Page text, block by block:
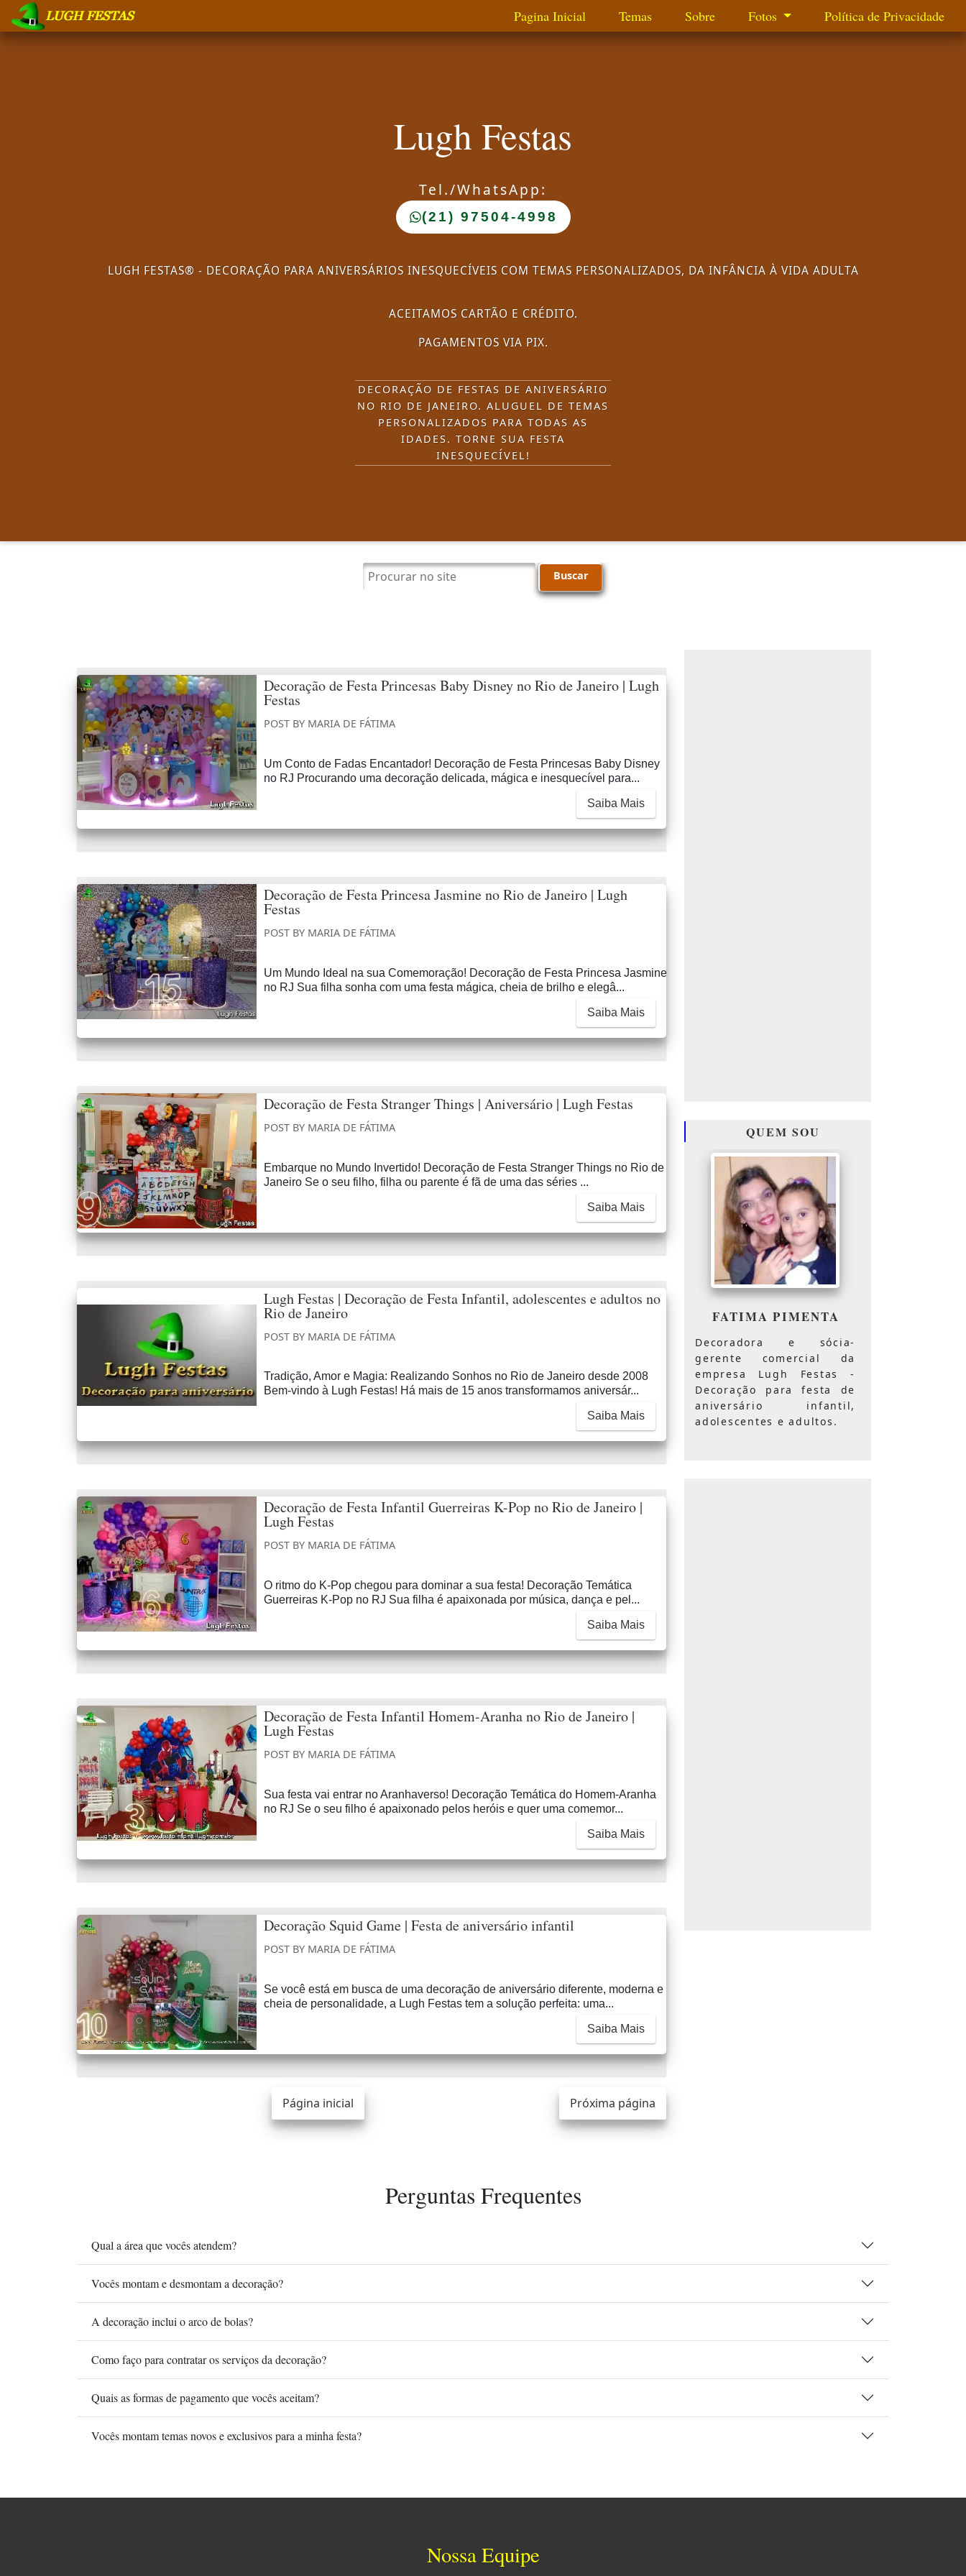
Pagina Inicial Temas Sobre Fotos Política de Privacidade
Lugh Festas
Tel./WhatsApp:
(21) 97504-4998
LUGH FESTAS® - DECORAÇÃO PARA ANIVERSÁRIOS INESQUECÍVEIS COM TEMAS PERSONALIZADOS, DA INFÂNCIA À VIDA ADULTA
ACEITAMOS CARTÃO E CRÉDITO.
PAGAMENTOS VIA PIX.
DECORAÇÃO DE FESTAS DE ANIVERSÁRIO
NO RIO DE JANEIRO. ALUGUEL DE TEMAS
PERSONALIZADOS PARA TODAS AS
IDADES. TORNE SUA FESTA
INESQUECÍVEL!
Procurar
Decoração de Festa Princesas Baby Disney no Rio de Janeiro | Lugh
Festas
POST BY MARIA DE FÁTIMA
Um Conto de Fadas Encantador! Decoração de Festa Princesas Baby Disney
no RJ Procurando uma decoração delicada, mágica e inesquecível para...
Saiba Mais
Decoração de Festa Princesa Jasmine no Rio de Janeiro | Lugh
Festas
POST BY MARIA DE FÁTIMA
Um Mundo Ideal na sua Comemoração! Decoração de Festa Princesa Jasmine
no RJ Sua filha sonha com uma festa mágica, cheia de brilho e elegâ...
Saiba Mais
Decoração de Festa Stranger Things | Aniversário | Lugh Festas
POST BY MARIA DE FÁTIMA
Embarque no Mundo Invertido! Decoração de Festa Stranger Things no Rio de
Janeiro Se o seu filho, filha ou parente é fã de uma das séries ...
Saiba Mais
Lugh Festas | Decoração de Festa Infantil, adolescentes e adultos no
Rio de Janeiro
POST BY MARIA DE FÁTIMA
Tradição, Amor e Magia: Realizando Sonhos no Rio de Janeiro desde 2008
Bem-vindo à Lugh Festas! Há mais de 15 anos transformamos aniversár...
Saiba Mais
Decoração de Festa Infantil Guerreiras K-Pop no Rio de Janeiro |
Lugh Festas
POST BY MARIA DE FÁTIMA
O ritmo do K-Pop chegou para dominar a sua festa! Decoração Temática
Guerreiras K-Pop no RJ Sua filha é apaixonada por música, dança e pel...
Saiba Mais
Decoração de Festa Infantil Homem-Aranha no Rio de Janeiro |
Lugh Festas
POST BY MARIA DE FÁTIMA
Sua festa vai entrar no Aranhaverso! Decoração Temática do Homem-Aranha
no RJ Se o seu filho é apaixonado pelos heróis e quer uma comemor...
Saiba Mais
Decoração Squid Game | Festa de aniversário infantil
POST BY MARIA DE FÁTIMA
Se você está em busca de uma decoração de aniversário diferente, moderna e
cheia de personalidade, a Lugh Festas tem a solução perfeita: uma...
Saiba Mais
Próxima página
Página inicial
QUEM SOU
FATIMA PIMENTA
Decoradora e sócia-
gerente comercial da
empresa Lugh Festas -
Decoração para festa de
aniversário infantil,
adolescentes e adultos.
Perguntas Frequentes
Qual a área que vocês atendem?
Vocês montam e desmontam a decoração?
A decoração inclui o arco de bolas?
Como faço para contratar os serviços da decoração?
Quais as formas de pagamento que vocês aceitam?
Vocês montam temas novos e exclusivos para a minha festa?
Nossa Equipe